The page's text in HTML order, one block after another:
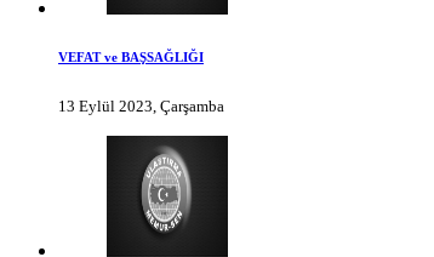
VEFAT ve BAŞSAĞLIĞI
13 Eylül 2023, Çarşamba